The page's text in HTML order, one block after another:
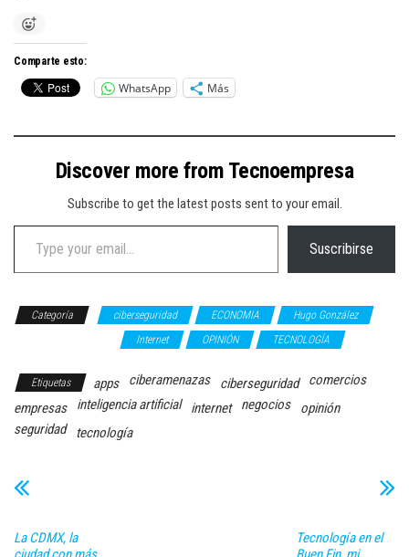
Comparte esto:
WhatsApp Más
Discover more from Tecnoempresa
Subscribe to get the latest posts sent to your email.
Type your email…
Suscribirse
Categoría ciberseguridad ECONOMIA
Hugo González
Internet OPINIÓN TECNOLOGÍA
Etiquetas apps ciberamenazas ciberseguridad
comercios
empresas
inteligencia artificial internet negocios
opinión
seguridad
tecnología
La CDMX, la
Tecnología en el